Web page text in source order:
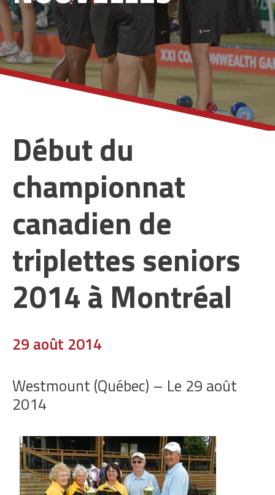
Début du
championnat
canadien de
triplettes seniors
2014 à Montréal
29 août 2014
Westmount (Québec) – Le 29 août
2014